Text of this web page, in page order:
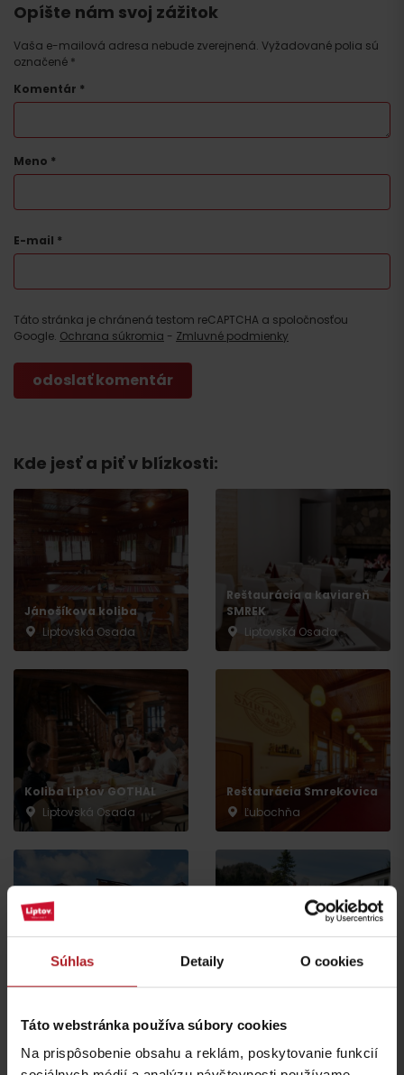
Súhlas Detaily O cookies
Táto webstránka používa súbory cookies
Na prispôsobenie obsahu a reklám, poskytovanie funkcií
Opíšte nám svoj zážitok
Vaša e-mailová adresa nebude zverejnená. Vyžadované polia sú
označené *
Komentár *
Meno *
E-mail *
Táto stránka je chránená testom reCAPTCHA a spoločnosťou
Google. Ochrana súkromia - Zmluvné podmienky
Kde jesť a piť v blízkosti:
Jánošíkova koliba
Liptovská Osada
Reštaurácia a kaviareň
SMREK
Liptovská Osada
Koliba Liptov GOTHAL
Liptovská Osada
Reštaurácia Smrekovica
Ľubochňa
Koliba Bodega
Podsuchá
Bistro Železnô
Partizánska Ľupča
všetky miesta kde jesť a piť
Príchod